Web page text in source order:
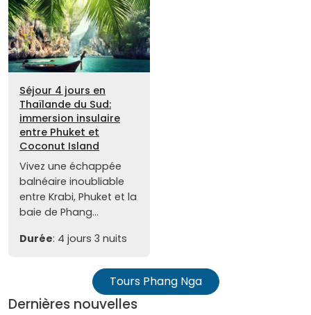
Séjour 4 jours en
Thaïlande du Sud:
immersion insulaire
entre Phuket et
Coconut Island
Vivez une échappée
balnéaire inoubliable
entre Krabi, Phuket et la
baie de Phang...
Durée: 4 jours 3 nuits
Tours Phang Nga
Dernières nouvelles